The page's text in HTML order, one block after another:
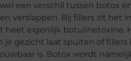
een verschil tussen botox
verslappen. Bij fillers zit het
eigenlijk botulinetoxine.
gezicht laat spuiten of fillers
is. Botox wordt